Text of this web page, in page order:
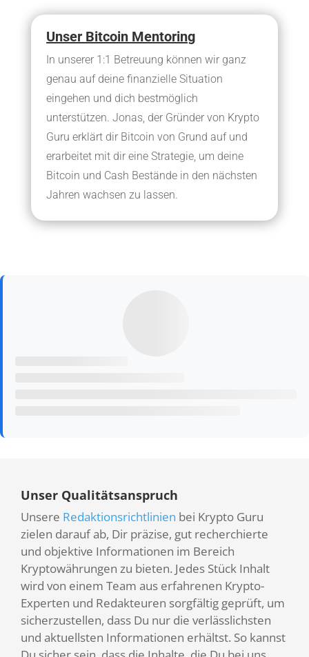
Unser Bitcoin Mentoring
In unserer 1:1 Betreuung können wir ganz
genau auf deine finanzielle Situation
eingehen und dich bestmöglich
unterstützen. Jonas, der Gründer von Krypto
Guru erklärt dir Bitcoin von Grund auf und
erarbeitet mit dir eine Strategie, um deine
Bitcoin und Cash Bestände in den nächsten
Jahren wachsen zu lassen.
Unser Qualitätsanspruch
Unsere Redaktionsrichtlinien bei Krypto Guru
zielen darauf ab, Dir präzise, gut recherchierte
und objektive Informationen im Bereich
Kryptowährungen zu bieten. Jedes Stück Inhalt
wird von einem Team aus erfahrenen Krypto-
Experten und Redakteuren sorgfältig geprüft, um
sicherzustellen, dass Du nur die verlässlichsten
und aktuellsten Informationen erhältst. So kannst